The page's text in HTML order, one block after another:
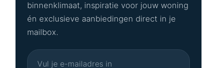
binnenklimaat, inspiratie voor jouw woning
én exclusieve aanbiedingen direct in je
mailbox.